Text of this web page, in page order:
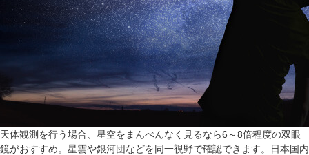
天体観測を行う場合、星空をまんべんなく見るなら6～8倍程度の双眼
鏡がおすすめ。星雲や銀河団などを同一視野で確認できます。日本国内